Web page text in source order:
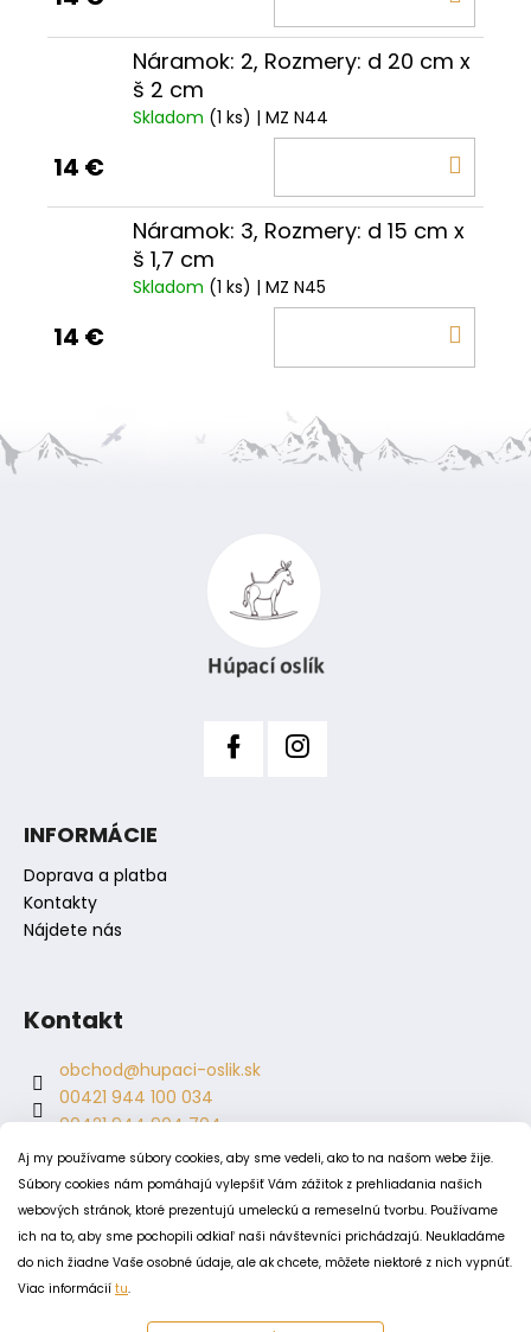
Aj my používame súbory cookies, aby sme vedeli, ako to na našom webe žije.
Súbory cookies nám pomáhajú vylepšiť Vám zážitok z prehliadania našich
webových stránok, ktoré prezentujú umeleckú a remeselnú tvorbu. Používame
ich na to, aby sme pochopili odkiaľ naši návštevníci prichádzajú. Neukladáme
do nich žiadne Vaše osobné údaje, ale ak chcete, môžete niektoré z nich vypnúť.
Viac informácií tu.
Náramok: 2, Rozmery: d 20 cm x
š 2 cm
Skladom (1 ks) | MZ N44
14 €
Náramok: 3, Rozmery: d 15 cm x
š 1,7 cm
Skladom (1 ks) | MZ N45
14 €
INFORMÁCIE
Doprava a platba
Kontakty
Nájdete nás
Kontakt
obchod@hupaci-oslik.sk
00421 944 100 034
00421 944 904 704
hupaci.oslik
dagmar.juricova
PODMIENKY
Obchodné podmienky
Odstúpenie od zmluvy